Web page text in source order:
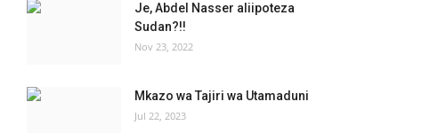
Je, Abdel Nasser aliipoteza
Sudan?!!
Nov 23, 2022
Mkazo wa Tajiri wa Utamaduni
Jul 22, 2023